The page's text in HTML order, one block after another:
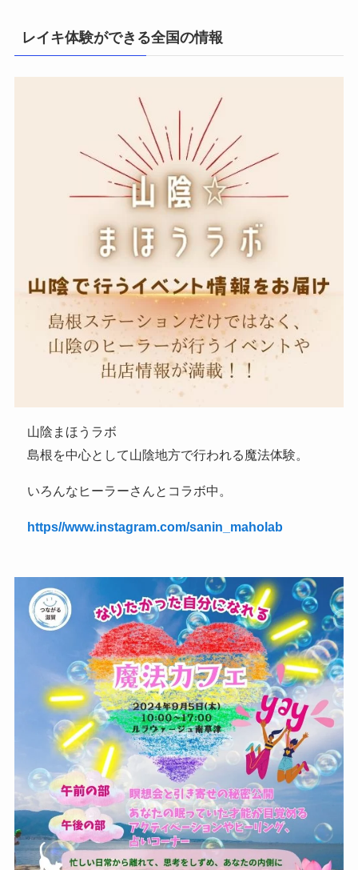
レイキ体験ができる全国の情報
山陰まほうラボ
島根を中心として山陰地方で行われる魔法体験。
いろんなヒーラーさんとコラボ中。
https//www.instagram.com/sanin_maholab